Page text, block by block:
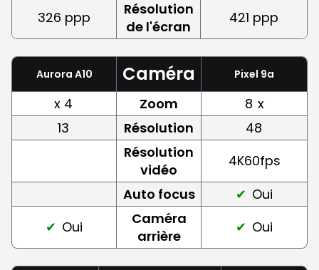
326 ppp
Résolution
de l'écran
421 ppp
Aurora A10 Caméra Pixel 9a
x 4 Zoom 8 x
13
Résolution
48
Résolution
vidéo
4K60fps
Auto focus
Oui
Oui
Caméra
arrière
Oui